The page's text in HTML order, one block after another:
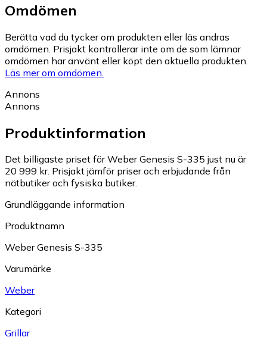
Omdömen
Berätta vad du tycker om produkten eller läs andras
omdömen. Prisjakt kontrollerar inte om de som lämnar
omdömen har använt eller köpt den aktuella produkten.
Läs mer om omdömen.
Annons
Annons
Produktinformation
Det billigaste priset för Weber Genesis S-335 just nu är
20 999 kr. Prisjakt jämför priser och erbjudande från
nätbutiker och fysiska butiker.
Grundläggande information
Produktnamn
Weber Genesis S-335
Varumärke
Weber
Kategori
Grillar